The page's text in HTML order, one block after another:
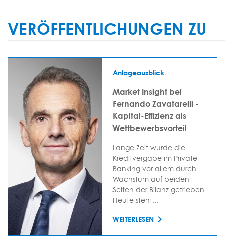
VERÖFFENTLICHUNGEN ZU
Anlageausblick
Market Insight bei
Fernando Zavatarelli -
Kapital-Effizienz als
Wettbewerbsvorteil
Lange Zeit wurde die
Kreditvergabe im Private
Banking vor allem durch
Wachstum auf beiden
Seiten der Bilanz getrieben.
Heute steht...
WEITERLESEN